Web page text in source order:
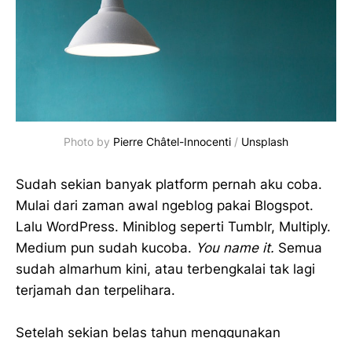
Photo by Pierre Châtel-Innocenti / Unsplash
Sudah sekian banyak platform pernah aku coba.
Mulai dari zaman awal ngeblog pakai Blogspot.
Lalu WordPress. Miniblog seperti Tumblr, Multiply.
Medium pun sudah kucoba. You name it. Semua
sudah almarhum kini, atau terbengkalai tak lagi
terjamah dan terpelihara.
Setelah sekian belas tahun menggunakan